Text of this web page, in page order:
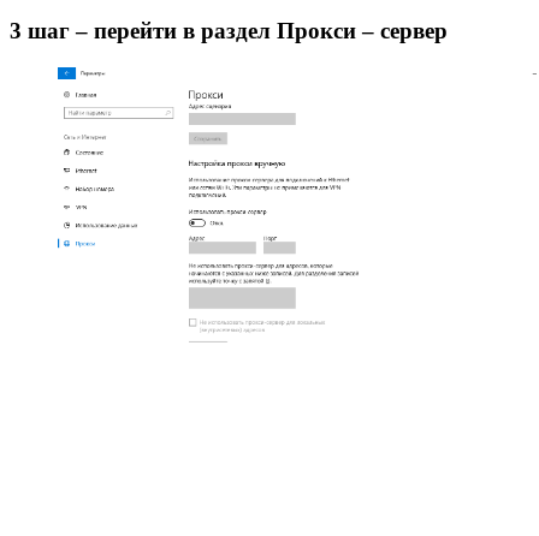
3 шаг – перейти в раздел Прокси – сервер